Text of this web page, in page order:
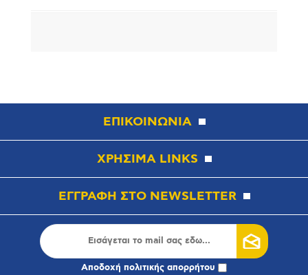
ΕΠΙΚΟΙΝΩΝΙΑ
ΧΡΗΣΙΜΑ LINKS
ΕΓΓΡΑΦΗ ΣΤΟ NEWSLETTER
Αποδοχή πολιτικής απορρήτου